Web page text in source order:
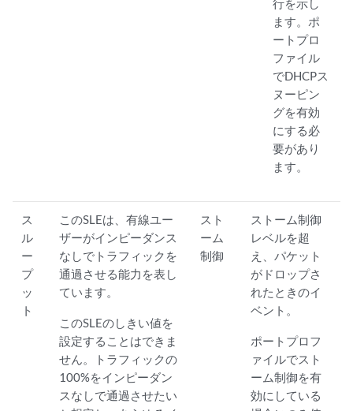
行を示し
ます。ポ
ートプロ
ファイル
でDHCPス
ヌーピン
グを有効
にする必
要があり
ます。
ス
ル
ー
プ
ッ
ト
このSLEは、有線ユー
ザーがインピーダンス
なしでトラフィックを
通過させる能力を表し
ています。
このSLEのしきい値を
設定することはできま
せん。トラフィックの
100%をインピーダン
スなしで通過させたい
スト
ーム
制御
ストーム制御
レベルを超
え、パケット
がドロップさ
れたときのイ
ベント。
ポートプロフ
ァイルでスト
ーム制御を有
効にしている